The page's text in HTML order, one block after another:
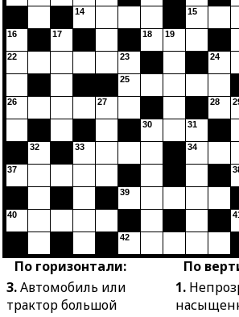
По горизонтали:
3.Автомобиль или
трактор большой
По
1.
16
22
26
37
40
32
17
14
33
27
23
25
39
42
18
30
19
15
31
34
24
28